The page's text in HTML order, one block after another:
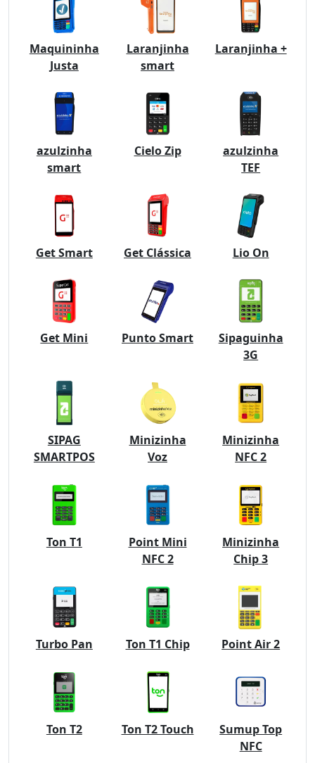
Maquininha
Justa
Laranjinha
smart
Laranjinha +
azulzinha
smart
Cielo Zip
azulzinha
TEF
Get Smart Get Clássica Lio On
Get Mini Punto Smart
Sipaguinha
3G
SIPAG
SMARTPOS
Minizinha
Voz
Minizinha
NFC 2
Ton T1
Point Mini
NFC 2
Minizinha
Chip 3
Turbo Pan Ton T1 Chip Point Air 2
Ton T2 Ton T2 Touch
Sumup Top
NFC